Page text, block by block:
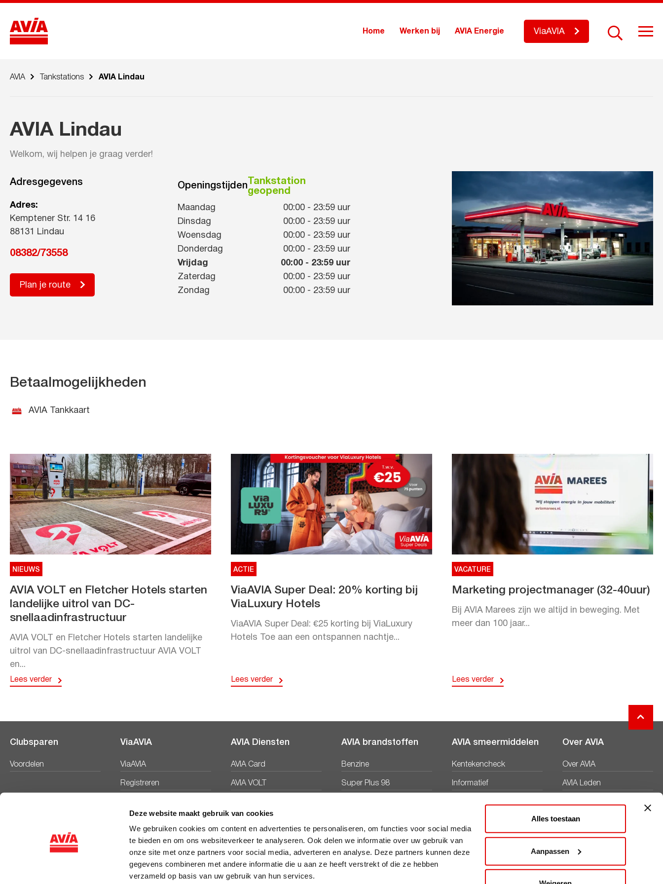
Deze website maakt gebruik van cookies
We gebruiken cookies om content en advertenties te personaliseren, om functies voor social media
te bieden en om ons websiteverkeer te analyseren. Ook delen we informatie over uw gebruik van
onze site met onze partners voor social media, adverteren en analyse. Deze partners kunnen deze
gegevens combineren met andere informatie die u aan ze heeft verstrekt of die ze hebben
verzameld op basis van uw gebruik van hun services.
Alles toestaan
Aanpassen
Home Werken bij AVIA Energie ViaAVIA
AVIA Tankstations AVIA Lindau
AVIA Lindau
Welkom, wij helpen je graag verder!
Adresgegevens
Adres:
Kemptener Str. 14 16
88131 Lindau
08382/73558
Plan je route
Openingstijden
Tankstation
geopend
Maandag 00:00 - 23:59 uur
Dinsdag
00:00 - 23:59 uur
Woensdag
00:00 - 23:59 uur
Donderdag
00:00 - 23:59 uur
Vrijdag
00:00 - 23:59 uur
Zaterdag
00:00 - 23:59 uur
Zondag
00:00 - 23:59 uur
Betaalmogelijkheden
AVIA Tankkaart
NIEUWS
AVIA VOLT en Fletcher Hotels starten
landelijke uitrol van DC-
snellaadinfrastructuur
AVIA VOLT en Fletcher Hotels starten landelijke
uitrol van DC-snellaadinfrastructuur AVIA VOLT
en...
Lees verder
ACTIE
ViaAVIA Super Deal: 20% korting bij
ViaLuxury Hotels
ViaAVIA Super Deal: €25 korting bij ViaLuxury
Hotels Toe aan een ontspannen nachtje...
Lees verder
VACATURE
Marketing projectmanager (32-40uur)
Bij AVIA Marees zijn we altijd in beweging. Met
meer dan 100 jaar...
Lees verder
Clubsparen
Voordelen
ViaAVIA
ViaAVIA
Registreren
AVIA Diensten
AVIA Card
AVIA VOLT
AVIA brandstoffen
Benzine
Super Plus 98
AVIA smeermiddelen
Kentekencheck
Informatief
Over AVIA
Over AVIA
AVIA Leden
Duurzaamheid
Werken bij